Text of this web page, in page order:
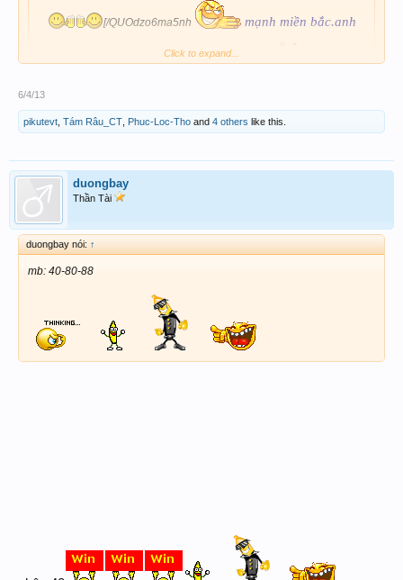
[/QUOdzo6ma5nh mạnh miền bắc.anh
em mình y choan hà.hihihihiiii
Ừ em miền nam toạch hoài nhưng miền thì ok mời h uống bia nà
Click to expand...
6/4/13
pikutevt Tám Râu_CT Phuc-Loc-Tho and 4 others like this.
duongbay
Thần Tài
duongbay nói: ↑
mb: 40-80-88